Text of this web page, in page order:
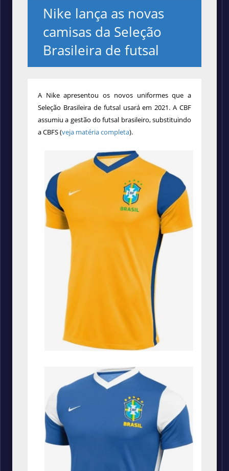
Nike lança as novas
camisas da Seleção
Brasileira de futsal
A Nike apresentou os novos uniformes que a
Seleção Brasileira de futsal usará em 2021. A CBF
assumiu a gestão do futsal brasileiro, substituindo
a CBFS (veja matéria completa).